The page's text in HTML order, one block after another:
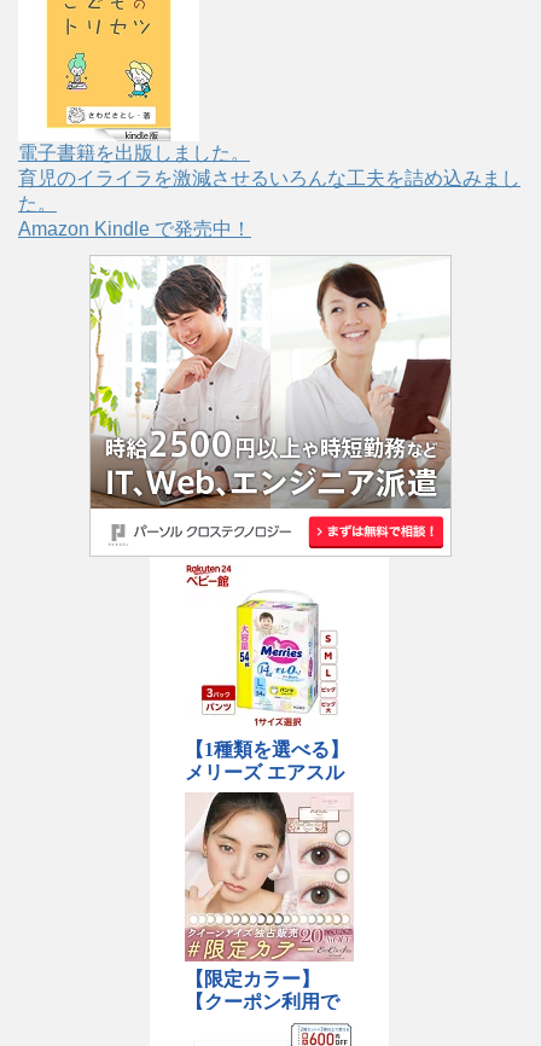
電子書籍を出版しました。
育児のイライラを激減させるいろんな工夫を詰め込みまし
た。
Amazon Kindle で発売中！